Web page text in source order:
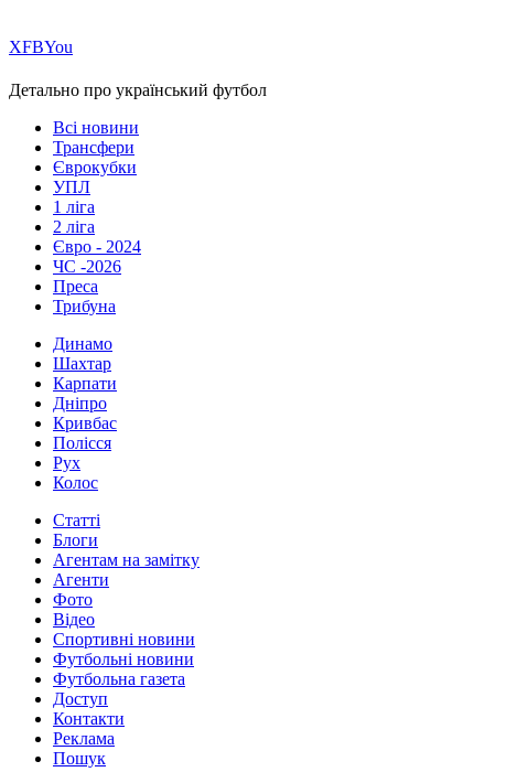
ХFBYou
Детально про український футбол
Всі новини
Трансфери
Єврокубки
УПЛ
1 ліга
2 ліга
Євро - 2024
ЧС -2026
Преса
Трибуна
Динамо
Шахтар
Карпати
Дніпро
Кривбас
Полісся
Рух
Колос
Статті
Блоги
Агентам на замітку
Агенти
Фото
Відео
Спортивні новини
Футбольні новини
Футбольна газета
Доступ
Контакти
Реклама
Пошук